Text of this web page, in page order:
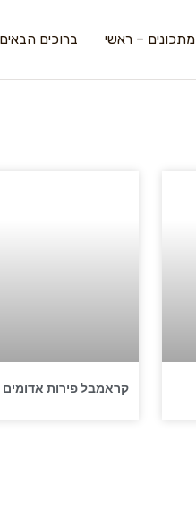
מתכונים – ראשי ברוכים הבאים
קראמבל פירות אדומים